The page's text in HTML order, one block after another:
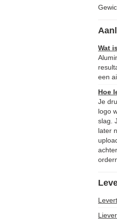
Wat
een
Hoe
Je
logo
slag.
later